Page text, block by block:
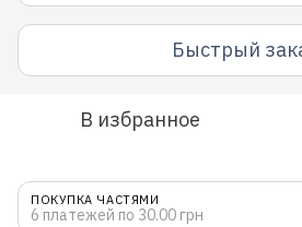
Быстрый
В избранное
ПОКУПКА ЧАСТЯМИ
6 платежей по 30.00 грн